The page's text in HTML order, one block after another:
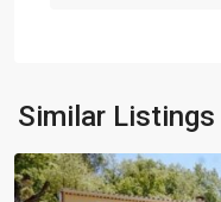
Similar Listings
RIANS